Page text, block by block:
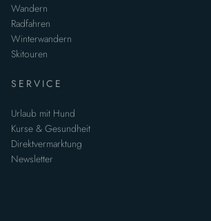
Wandern
Radfahren
Winterwandern
Skitouren
SERVICE
Urlaub mit Hund
Kurse & Gesundheit
Direktvermarktung
Newsletter